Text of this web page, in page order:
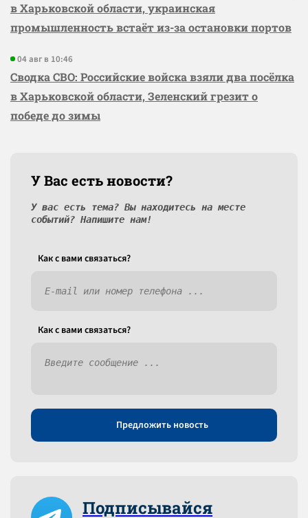
в Харьковской области, украинская
промышленность встаёт из-за остановки портов
04 авг в 10:46
Сводка СВО: Российские войска взяли два посёлка
в Харьковской области, Зеленский грезит о
победе до зимы
У Вас есть новости?
У вас есть тема? Вы находитесь на месте
событий? Напишите нам!
Как c вами связаться?
Как c вами связаться?
Предложить новость
Подписывайся